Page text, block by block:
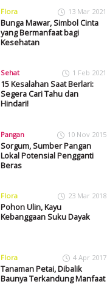
Flora 13 Mar 2021
Bunga Mawar, Simbol Cinta
yang Bermanfaat bagi
Kesehatan
Sehat 1 Feb 2021
15 Kesalahan Saat Berlari:
Segera Cari Tahu dan
Hindari!
Pangan 10 Nov 2015
Sorgum, Sumber Pangan
Lokal Potensial Pengganti
Beras
Flora 23 Mar 2018
Pohon Ulin, Kayu
Kebanggaan Suku Dayak
Flora 4 Apr 2017
Tanaman Petai, Dibalik
Baunya Terkandung Manfaat